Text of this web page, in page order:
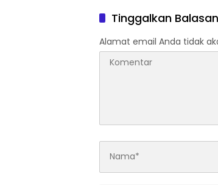
Tinggalkan Balasan
Alamat email Anda tidak